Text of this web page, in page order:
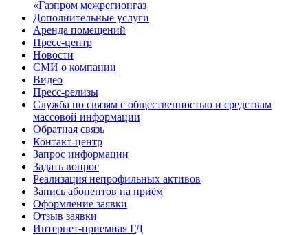
«Газпром межрегионгаз
Дополнительные услуги
Аренда помещений
Пресс-центр
Новости
СМИ о компании
Видео
Пресс-релизы
Служба по связям с общественностью и средствам
массовой информации
Обратная связь
Контакт-центр
Запрос информации
Задать вопрос
Реализация непрофильных активов
Запись абонентов на приём
Оформление заявки
Отзыв заявки
Интернет-приемная ГД